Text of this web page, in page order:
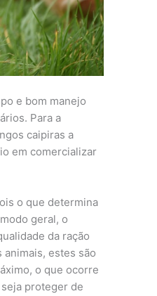
e bom manejo
Para a
caipiras a
em comercializar
o que determina
geral, o
da ração
estes são
o que ocorre
proteger de